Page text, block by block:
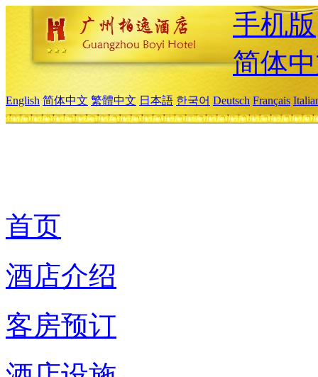
手机版
简体
English 简体中文 繁體中文 日本語 한국어 Deutsch Français
首页
酒店介绍
客房预订